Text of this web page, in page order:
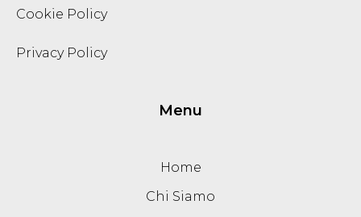
Cookie Policy
Privacy Policy
Menu
Home
Chi Siamo